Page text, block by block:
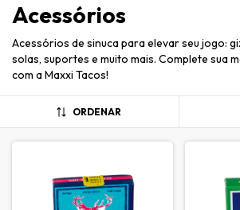
Acessórios
Acessórios de sinuca para elevar seu jogo:
solas, suportes e muito mais. Complete sua
com a Maxxi Tacos!
ORDENAR